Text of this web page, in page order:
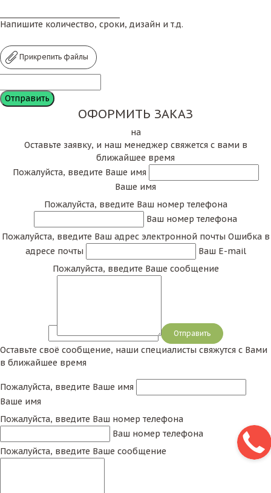
Напишите количество, сроки, дизайн и т.д.
Прикрепить файлы
ОФОРМИТЬ ЗАКАЗ
на
Оставьте заявку, и наш менеджер свяжется с вами в
ближайшее время
Пожалуйста, введите Ваше имя
Ваше имя
Пожалуйста, введите Ваш номер телефона
Ваш номер телефона
Пожалуйста, введите Ваш адрес электронной почты Ошибка в
адресе почты
Ваш E-mail
Пожалуйста, введите Ваше сообщение
Сообщение
Оставьте своё сообщение, наши специалисты свяжутся с Вами
в ближайшее время
Пожалуйста, введите Ваше имя
Ваше имя
Пожалуйста, введите Ваш номер телефона
Ваш номер телефона
Пожалуйста, введите Ваше сообщение